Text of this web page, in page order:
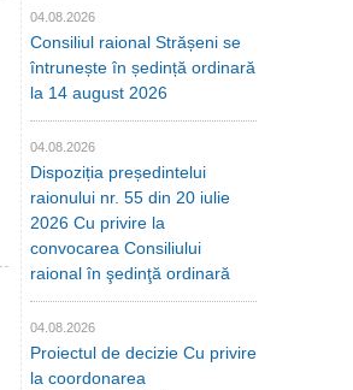
04.08.2026
Consiliul raional Strășeni se
întrunește în ședință ordinară
la 14 august 2026
04.08.2026
Dispoziția președintelui
raionului nr. 55 din 20 iulie
2026 Cu privire la
convocarea Consiliului
raional în şedinţă ordinară
04.08.2026
Proiectul de decizie Cu privire
la coordonarea